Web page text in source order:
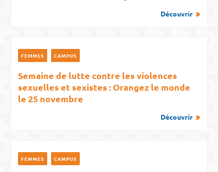
Découvrir
FEMMES CAMPUS
Semaine de lutte contre les violences
sexuelles et sexistes : Orangez le monde
le 25 novembre
Découvrir
FEMMES CAMPUS